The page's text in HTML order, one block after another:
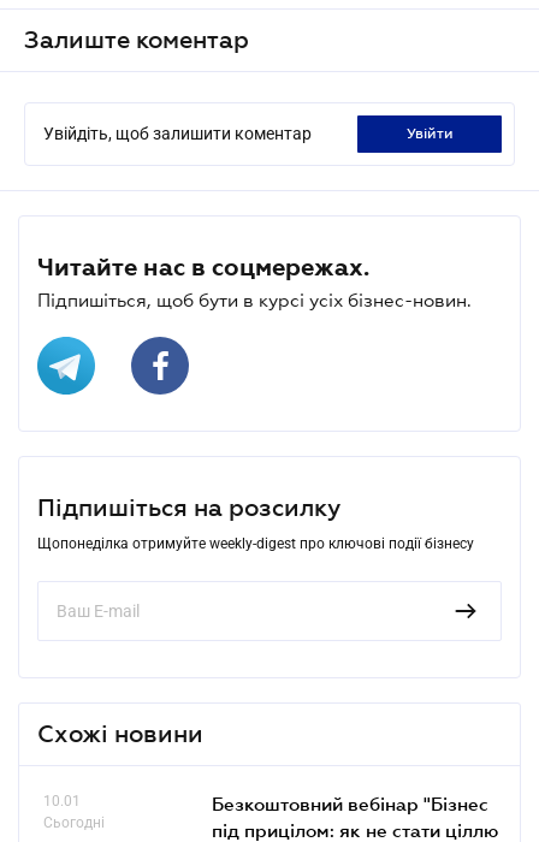
Залиште коментар
Увійдіть, щоб залишити коментар увійти
Читайте нас в соцмережах.
Підпишіться, щоб бути в курсі усіх бізнес-новин.
Підпишіться на розсилку
Щопонеділка отримуйте weekly-digest про ключові події бізнесу
Схожі новини
10.01
Сьогодні
Безкоштовний вебінар "Бізнес
під прицілом: як не стати ціллю